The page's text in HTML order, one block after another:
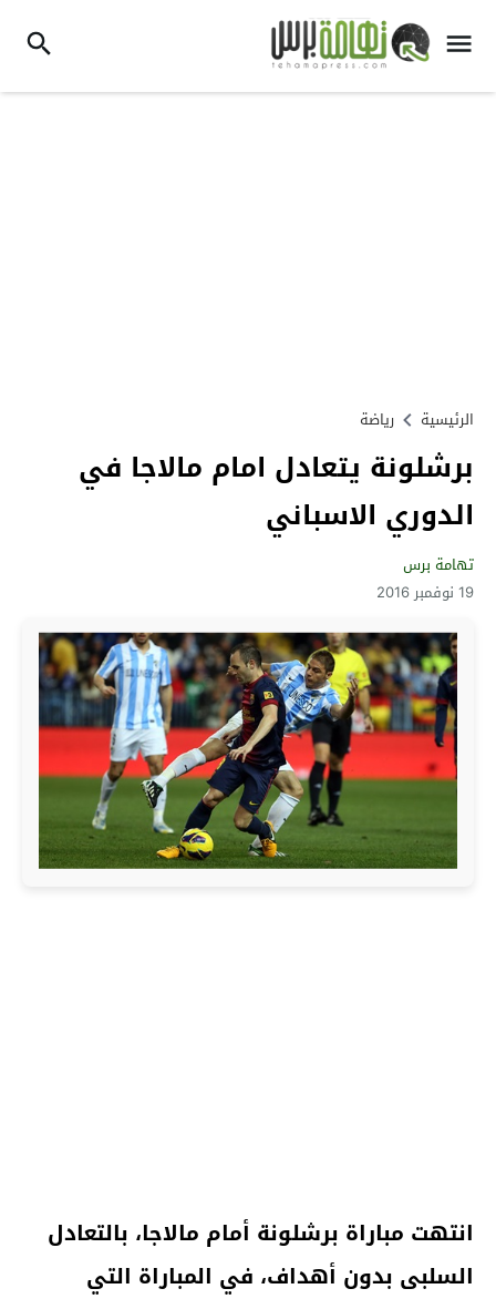
الرئيسية رياضة
برشلونة يتعادل امام مالاجا في
الدوري الاسباني
تهامة برس
19 نوفمبر 2016
انتهت مباراة برشلونة أمام مالاجا، بالتعادل
السلبى بدون أهداف، في المباراة التي